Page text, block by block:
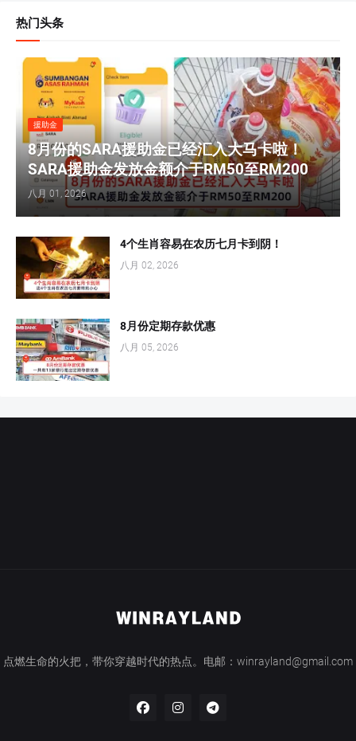
热门头条
援助金
8月份的SARA援助金已经汇入大马卡啦！
SARA援助金发放金额介于RM50至RM200
八月 01, 2026
4个生肖容易在农历七月卡到阴！
八月 02, 2026
8月份定期存款优惠
八月 05, 2026
点燃生命的火把，带你穿越时代的热点。电邮：winrayland@gmail.com